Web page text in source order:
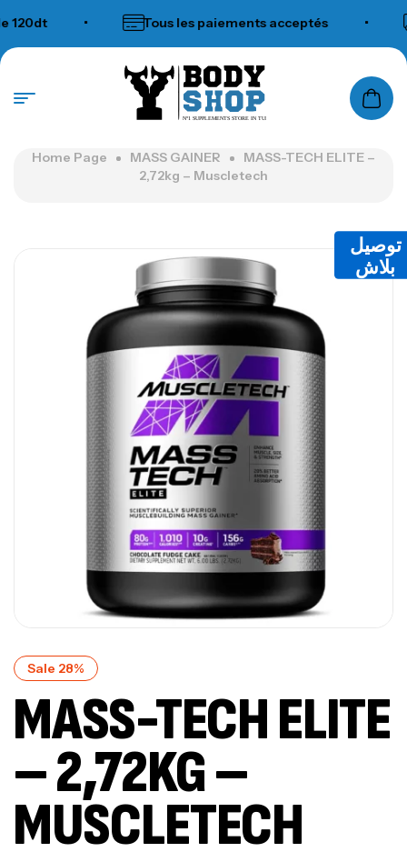
Tous les paiements acceptés
N°1 SUPPLEMENTS STORE IN TUNISIA
Home Page MASS GAINER
MASS-TECH ELITE –
2,72kg – Muscletech
توصيل
بلاش
Sale 28%
MASS-TECH ELITE
– 2,72KG –
MUSCLETECH